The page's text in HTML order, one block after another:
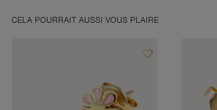
CELA POURRAIT AUSSI VOUS PLAIRE
favorite_borderAjouter à vos favoris